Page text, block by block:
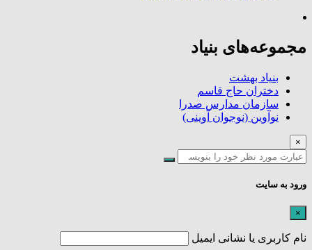
مجموعه‌های بنیاد
بنیاد بهشت
دختران حاج قاسم
سازمان مدارس صدرا
نوآوین (نوجوان آوینی)
×
ورود به سایت
×
نام کاربری یا نشانی ایمیل